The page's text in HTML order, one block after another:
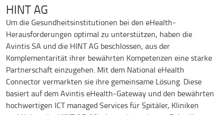
HINT AG
Um die Gesundheitsinstitutionen bei den eHealth-
Herausforderungen optimal zu unterstützen, haben die
Avintis SA und die HINT AG beschlossen, aus der
Komplementarität ihrer bewährten Kompetenzen eine starke
Partnerschaft einzugehen. Mit dem National eHealth
Connector vermarkten sie ihre gemeinsame Lösung. Diese
basiert auf dem Avintis eHealth-Gateway und den bewährten
hochwertigen ICT managed Services für Spitäler, Kliniken